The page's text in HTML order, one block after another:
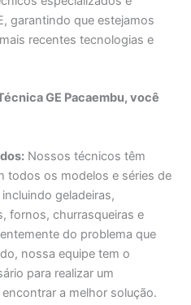
garantindo que estejamos
recentes tecnologias e
GE Pacaembu, você
Nossos técnicos têm
todos os modelos e séries de
geladeiras,
fornos, churrasqueiras e
do problema que
nossa equipe tem o
para realizar um
a melhor solução.